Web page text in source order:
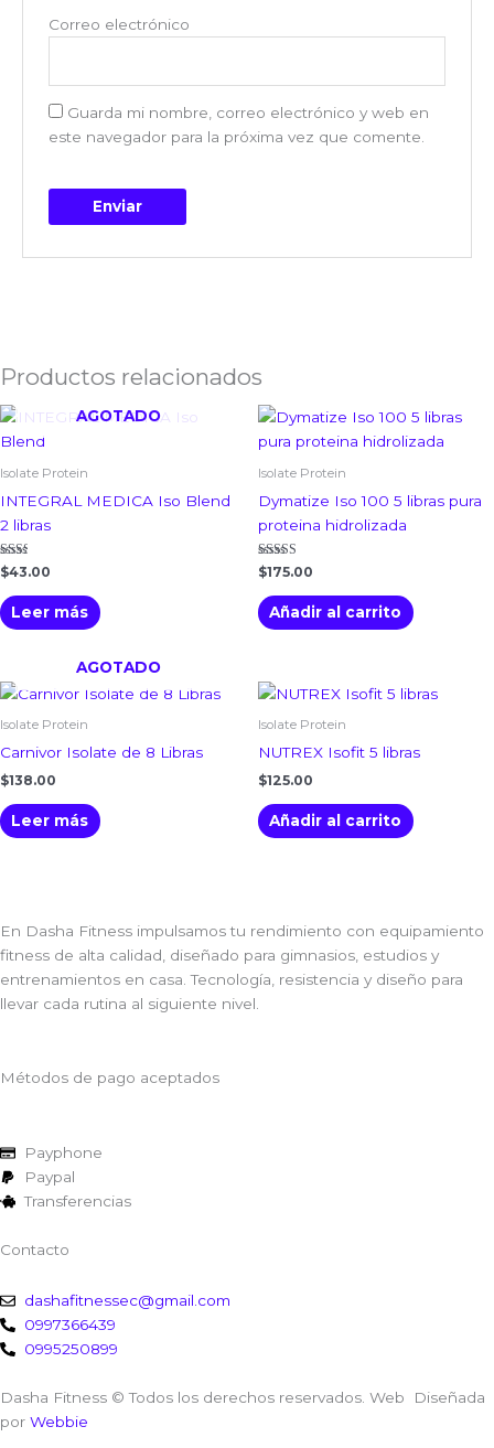
Correo electrónico
Guarda mi nombre, correo electrónico y web en
este navegador para la próxima vez que comente.
Productos relacionados
AGOTADO
Isolate Protein
INTEGRAL MEDICA Iso Blend
2 libras
Valorado
con
2.00
de 5
$43.00
Leer más
Isolate Protein
Dymatize Iso 100 5 libras pura
proteina hidrolizada
Valorado con
5.00
de 5
$175.00
Añadir al carrito
AGOTADO
Isolate Protein
Carnivor Isolate de 8 Libras
$138.00
Leer más
Isolate Protein
NUTREX Isofit 5 libras
$125.00
Añadir al carrito
En Dasha Fitness impulsamos tu rendimiento con equipamiento
fitness de alta calidad, diseñado para gimnasios, estudios y
entrenamientos en casa. Tecnología, resistencia y diseño para
llevar cada rutina al siguiente nivel.
Métodos de pago aceptados
Payphone
Paypal
Transferencias
Contacto
dashafitnessec@gmail.com
0997366439
0995250899
Dasha Fitness © Todos los derechos reservados. Web Diseñada
por Webbie